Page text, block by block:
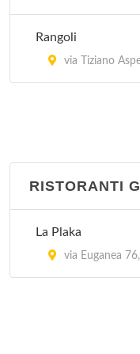
Rangoli
via Tiziano
RISTORANTI
La Plaka
via Euganea